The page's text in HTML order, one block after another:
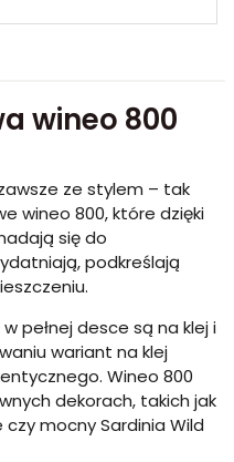
wineo 800
ze stylem – tak
wineo 800, które dzięki
się do
podkreślają
pełnej desce są na klej i
wariant na klej
Wineo 800
dekorach, takich jak
mocny Sardinia Wild